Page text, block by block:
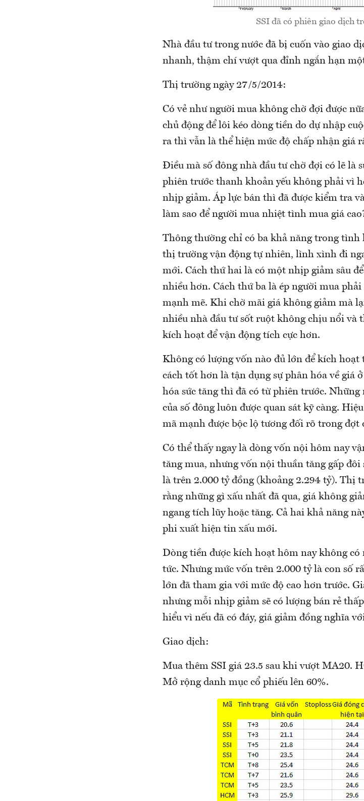
SSI đã có phiên giao dịch
Nhà đầu tư trong nước đã bị cuốn vào giao
nhanh, thậm chí vượt qua đỉnh ngắn hạn
Thị trường ngày 27/5/2014:
Có vẻ như người mua không chờ đợi được
chủ động để lôi kéo dòng tiền do dự nhập
ra thì vẫn là thể hiện mức độ chấp nhận giá
Điều mà số đông nhà đầu tư chờ đợi có lẽ là
phiên trước thanh khoản yếu không phải vì
nhịp giảm. Áp lực bán thì đã được kiểm tra
làm sao để người mua nhiệt tình mua giá
Thông thường chỉ có ba khả năng trong tình
thị trường vận động tự nhiên, lình xình đi
mới. Cách thứ hai là có một nhịp giảm sâu
nhiều hơn. Cách thứ ba là ép người mua
mạnh mẽ. Khi chờ mãi giá không giảm mà
nhiều nhà đầu tư sốt ruột không chịu nổi và
kích hoạt để vận động tích cực hơn.
Không có lượng vốn nào đủ lớn để kích
cách tốt hơn là tận dụng sự phân hóa về giá
hóa sức tăng thì đã có từ phiên trước.
của số đông luôn được quan sát kỹ càng.
mã mạnh được bộc lộ tương đối rõ trong đợt
Có thể thấy ngay là dòng vốn nội hôm nay
tăng mua, nhưng vốn nội thuần tăng gấp đôi
là trên 2.000 tỷ đồng (khoảng 2.294 tỷ). Thị
rằng những gì xấu nhất đã qua, giá không
ngang tích lũy hoặc tăng. Cả hai khả năng
phi xuất hiện tin xấu mới.
Dòng tiền được kích hoạt hôm nay không có
tức. Nhưng mức vốn trên 2.000 tỷ là con số
lớn đã tham gia với mức độ cao hơn trước.
nhưng mỗi nhịp giảm sẽ có lượng bán rẻ
hiểu vì nếu đã có đáy, giá giảm đồng nghĩa
Giao dịch:
Mua thêm SSI giá 23.5 sau khi vượt MA20.
Mở rộng danh mục cổ phiếu lên 60%.